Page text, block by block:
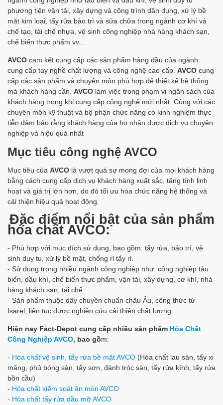
phương tiện vận tải, xây dựng và công trình dân dụng, xử lý bề
mặt kim loại, tẩy rửa bảo trì và sửa chữa trong ngành cơ khí và
chế tạo, tái chế nhựa, vệ sinh công nghiệp nhà hàng khách sạn,
chế biến thực phẩm vv...
AVCO cam kết cung cấp các sản phẩm hàng đầu của ngành:
cung cấp tay nghề chất lượng và công nghệ cao cấp. AVCO cung
cấp các sản phẩm và chuyên môn phù hợp để thiết kế hệ thống
mà khách hàng cần. AVCO làm việc trong phạm vi ngân sách của
khách hàng trong khi cung cấp công nghệ mới nhất. Cùng với các
chuyên môn kỹ thuật và bộ phận chức năng có kinh nghiệm thực
tiễn đảm bảo rằng khách hàng của họ nhận được dịch vụ chuyên
nghiệp và hiệu quả nhất
Mục tiêu công nghệ AVCO
Mục tiêu của AVCO là vượt quá sự mong đợi của mọi khách hàng
bằng cách cung cấp dịch vụ khách hàng xuất sắc, tăng tính linh
hoạt và giá trị lớn hơn, do đó tối ưu hóa chức năng hệ thống và
cải thiện hiệu quả hoạt động.
Đặc điểm nổi bật của sản phẩm
hóa chất AVCO:
- Phù hợp với mục đích sử dụng, bao gồm: tẩy rửa, bảo trì, vệ
sinh duy tu, xử lý bề mặt, chống rỉ tẩy rỉ.
- Sử dụng trong nhiều ngành công nghiệp như: công nghiệp tàu
biển, dầu khí, chế biến thực phẩm, vận tải, xây dựng, cơ khí, nhà
hàng khách sạn, tái chế.
- Sản phẩm thuộc dây chuyền chuẩn châu Âu, công thức từ
Isarel, liên tục được nghiên cứu cải thiện chất lượng.
Hiện nay Fact-Depot cung cấp nhiều sản phẩm Hóa Chất
Công Nghiệp AVCO, bao gồm:
- Hóa chất vệ sinh, tẩy rửa bề mặt AVCO (Hóa chất lau sàn, tẩy xi
măng, phủ bóng sàn, tẩy sơn, đánh tróc sàn, tẩy rửa kính, tẩy rửa
bồn cầu)
- Hóa chất kiểm soát ăn mòn AVCO
- Hóa chất tẩy rửa dầu mỡ AVCO